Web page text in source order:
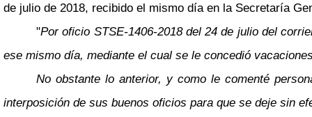
de julio de 2018, recibido el mismo día en la Secretaría
"Por oficio STSE-1406-2018 del 24 de julio del
ese mismo día, mediante el cual se le concedió
No obstante lo anterior, y como le comenté
interposición de sus buenos oficios para que se deje sin